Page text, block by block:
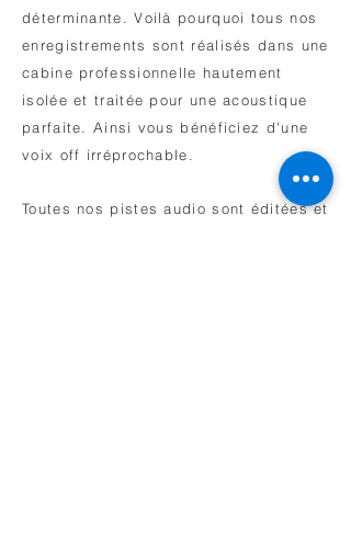
déterminante. Voilà pourquoi tous nos
enregistrements sont réalisés dans une
cabine professionnelle hautement
isolée et traitée pour une acoustique
parfaite. Ainsi vous bénéficiez d'une
voix off irréprochable. ​
Toutes nos pistes audio sont éditées et